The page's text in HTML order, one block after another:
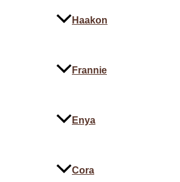
Haakon
Frannie
Enya
Cora